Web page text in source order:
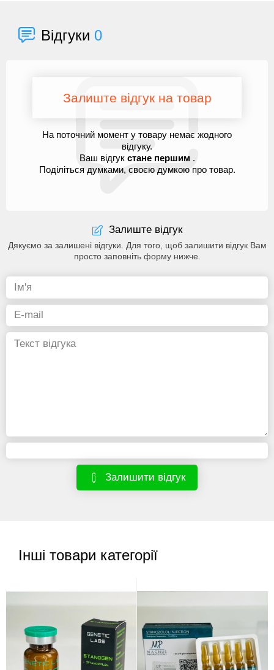
Відгуки 0
Залиште відгук на товар
На поточний момент у товару немає жодного
відгуку.
Ваш відгук стане першим .
Поділіться думками, своєю думкою про товар.
Залиште відгук
Дякуємо за залишені відгуки. Для того, щоб залишити відгук Вам
просто заповніть форму нижче.
Залишити відгук
Інші товари категорії